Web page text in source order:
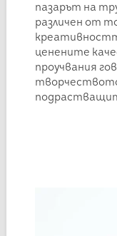
пазарът на
различен от
ценените
проучвания